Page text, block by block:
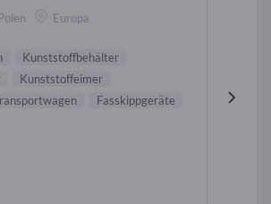
Europa
Kunststoffbehälter
Kunststoffeimer
Fasskippgeräte